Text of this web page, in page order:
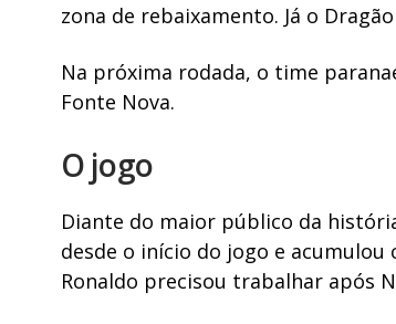
zona de rebaixamento. Já o
Na próxima rodada, o time
Fonte Nova.
O jogo
Diante do maior público da
desde o início do jogo e
Ronaldo precisou trabalhar após